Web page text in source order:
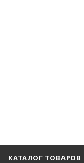
КАТАЛОГ ТОВАРОВ